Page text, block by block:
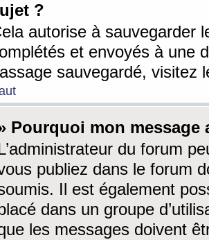
?
autorise à sauvegarder
et envoyés à une
sauvegardé, visitez
Pourquoi mon message
du forum
publiez dans le forum
Il est également
dans un groupe
les messages doivent